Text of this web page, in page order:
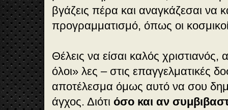
βγάζεις πέρα και αναγκάζεσαι να
προγραμματισμό, όπως οι
Θέλεις να είσαι καλός
όλοι» λες – στις επαγγελματικές
αποτέλεσμα όμως αυτό να σου
άγχος. Διότι όσο και αν